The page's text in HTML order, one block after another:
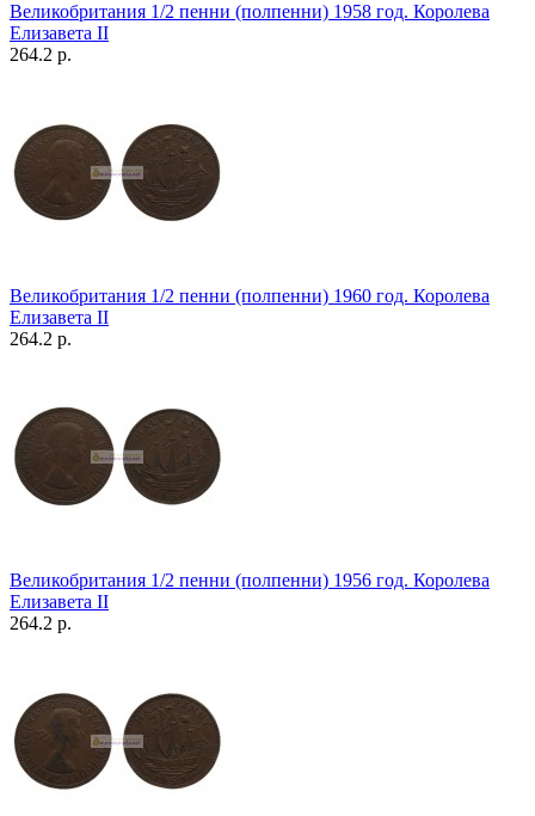
Великобритания 1/2 пенни (полпенни) 1958 год. Королева
Елизавета II
264.2 р.
Великобритания 1/2 пенни (полпенни) 1960 год. Королева
Елизавета II
264.2 р.
Великобритания 1/2 пенни (полпенни) 1956 год. Королева
Елизавета II
264.2 р.